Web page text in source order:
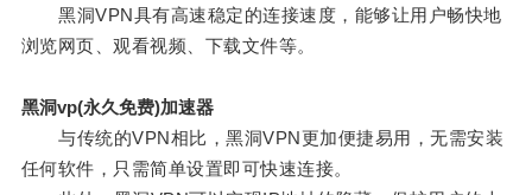
黑洞VPN具有高速稳定的连接速度，能够让用户畅快地
浏览网页、观看视频、下载文件等。
黑洞vp(永久免费)加速器
与传统的VPN相比，黑洞VPN更加便捷易用，无需安装
任何软件，只需简单设置即可快速连接。